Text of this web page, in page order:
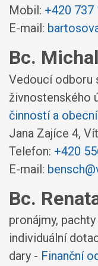
Mobil: +420 737
E-mail:
Bc.
Vedoucí odboru
živnostenského
činností a
Jana Zajíce 4,
Telefon: +420
E-mail:
Bc.
pronájmy,
individuální
dary - Finanční